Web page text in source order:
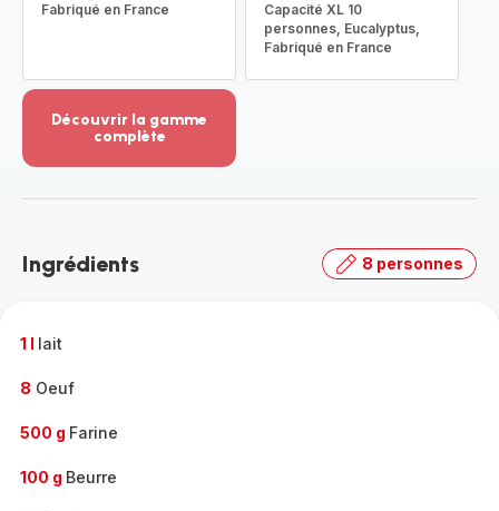
Fabriqué en France
Capacité XL 10
personnes, Eucalyptus,
Fabriqué en France
Découvrir la gamme
complète
-
gamme
Ingrédients 8 personnes
1 l lait
8 Oeuf
500 g Farine
100 g Beurre